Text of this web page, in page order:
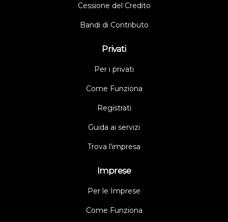
Cessione del Credito
Bandi di Contributo
Privati
Per i privati
Come Funziona
Registrati
Guida ai servizi
Trova l'impresa
Imprese
Per le Imprese
Come Funziona